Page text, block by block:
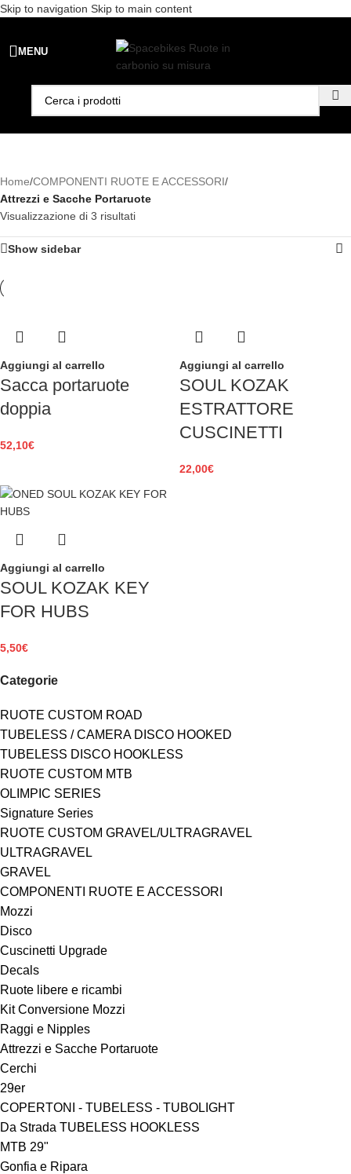
Skip to navigation Skip to main content
Spedizione gratuita per ordini superiori a €99 - 📣 Paga con PayPal in
3 rate senza interessi,
MENU
Categorie
RUOTE CUSTOM ROAD
TUBELESS / CAMERA DISCO HOOKED
TUBELESS DISCO HOOKLESS
RUOTE CUSTOM MTB
OLIMPIC SERIES
Signature Series
RUOTE CUSTOM GRAVEL/ULTRAGRAVEL
ULTRAGRAVEL
GRAVEL
COMPONENTI RUOTE E ACCESSORI
Mozzi
Disco
Cuscinetti Upgrade
Decals
Ruote libere e ricambi
Kit Conversione Mozzi
Raggi e Nipples
Attrezzi e Sacche Portaruote
Cerchi
29er
COPERTONI - TUBELESS - TUBOLIGHT
Da Strada TUBELESS HOOKLESS
MTB 29"
Gonfia e Ripara
Home/COMPONENTI RUOTE E ACCESSORI/
Attrezzi e Sacche Portaruote
Visualizzazione di 3 risultati
Show sidebar
Aggiungi al carrello
Sacca portaruote
doppia
52,10€
Aggiungi al carrello
SOUL KOZAK
ESTRATTORE
CUSCINETTI
22,00€
Aggiungi al carrello
SOUL KOZAK KEY
FOR HUBS
5,50€